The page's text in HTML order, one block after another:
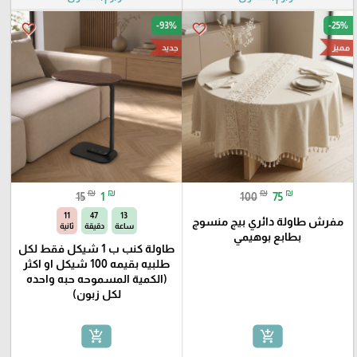
favorite_border -25%
مميز
100 ₪ 75 ₪
مفرش طاولة دائري بيج منسوج
بطابع بوهيمي
add_shopping_cart
favorite_border -93%
جديد
15 ₪ 1 ₪
13
ساعة
47
دقيقة
10
ثانية
طاولة كنب ب 1 شيكل فقط لكل
طلبيه بقيمه 100 شيكل او اكثر
(الكمية المسموحه حبه واحده
لكل زبون)
add_shopping_cart